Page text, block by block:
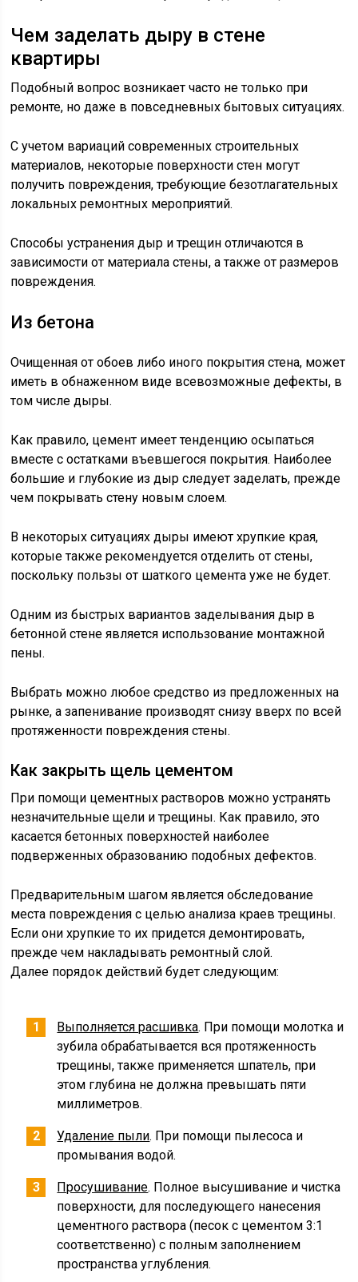
Чем заделать дыру в стене
квартиры
Подобный вопрос возникает часто не только при
ремонте, но даже в повседневных бытовых ситуациях.
С учетом вариаций современных строительных
материалов, некоторые поверхности стен могут
получить повреждения, требующие безотлагательных
локальных ремонтных мероприятий.
Способы устранения дыр и трещин отличаются в
зависимости от материала стены, а также от размеров
повреждения.
Из бетона
Очищенная от обоев либо иного покрытия стена, может
иметь в обнаженном виде всевозможные дефекты, в
том числе дыры.
Как правило, цемент имеет тенденцию осыпаться
вместе с остатками въевшегося покрытия. Наиболее
большие и глубокие из дыр следует заделать, прежде
чем покрывать стену новым слоем.
В некоторых ситуациях дыры имеют хрупкие края,
которые также рекомендуется отделить от стены,
поскольку пользы от шаткого цемента уже не будет.
Одним из быстрых вариантов заделывания дыр в
бетонной стене является использование монтажной
пены.
Выбрать можно любое средство из предложенных на
рынке, а запенивание производят снизу вверх по всей
протяженности повреждения стены.
Как закрыть щель цементом
При помощи цементных растворов можно устранять
незначительные щели и трещины. Как правило, это
касается бетонных поверхностей наиболее
подверженных образованию подобных дефектов.
Предварительным шагом является обследование
места повреждения с целью анализа краев трещины.
Если они хрупкие то их придется демонтировать,
прежде чем накладывать ремонтный слой.
Далее порядок действий будет следующим:
Выполняется расшивка. При помощи молотка и
зубила обрабатывается вся протяженность
трещины, также применяется шпатель, при
этом глубина не должна превышать пяти
миллиметров.
Удаление пыли. При помощи пылесоса и
промывания водой.
Просушивание. Полное высушивание и чистка
поверхности, для последующего нанесения
цементного раствора (песок с цементом 3:1
соответственно) с полным заполнением
пространства углубления.